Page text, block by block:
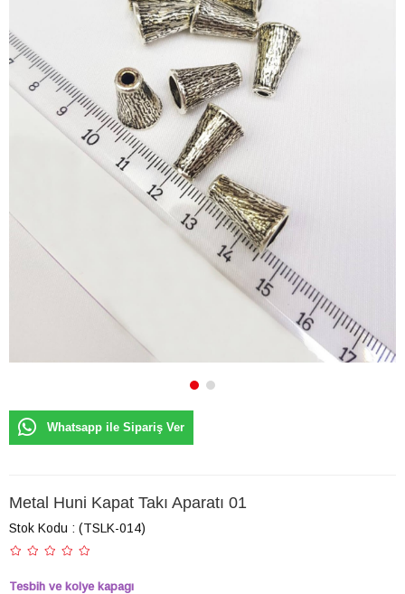
Whatsapp ile Sipariş Ver
Metal Huni Kapat Takı Aparatı 01
Stok Kodu (TSLK-014)
Tesbih ve kolye kapagı